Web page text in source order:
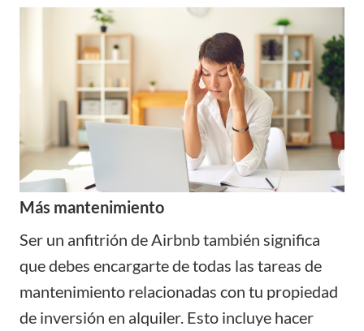
Más mantenimiento
Ser un anfitrión de Airbnb también significa
que debes encargarte de todas las tareas de
mantenimiento relacionadas con tu propiedad
de inversión en alquiler. Esto incluye hacer